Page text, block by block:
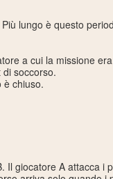
lungo è questo
a cui la missione
soccorso.
è chiuso.
giocatore A attacca i